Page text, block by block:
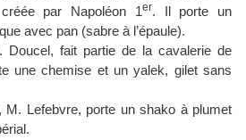
par Napoléon 1er. Il porte un
avec pan (sabre à l’épaule).
Doucel, fait partie de la cavalerie de
une chemise et un yalek, gilet sans
M. Lefebvre, porte un shako à plumet